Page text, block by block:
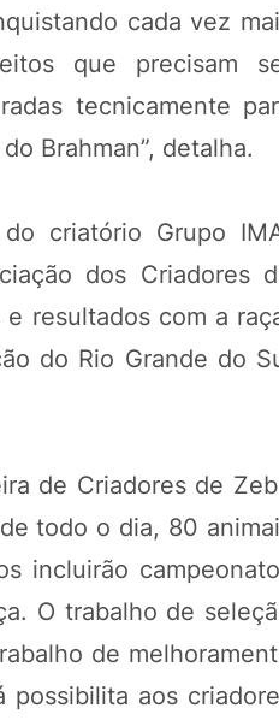
cada vez
que precisam
tecnicamente
Brahman”, detalha.
criatório Grupo
dos Criadores
resultados com a
do Rio Grande do
de Criadores de
todo o dia, 80
incluirão
O trabalho de
de
aos
COMPRAR